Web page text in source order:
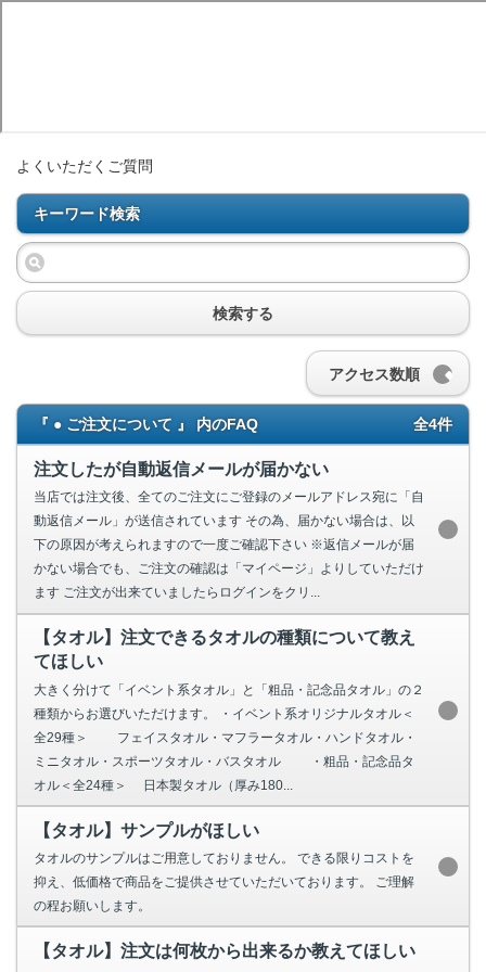
よくいただくご質問
キーワード検索
検索する
アクセス数順
『 ● ご注文について 』 内のFAQ 全4件
注文したが自動返信メールが届かない
当店では注文後、全てのご注文にご登録のメールアドレス宛に「自
動返信メール」が送信されています その為、届かない場合は、以
下の原因が考えられますので一度ご確認下さい ※返信メールが届
かない場合でも、ご注文の確認は「マイページ」よりしていただけ
ます ご注文が出来ていましたらログインをクリ...
【タオル】注文できるタオルの種類について教え
てほしい
大きく分けて「イベント系タオル」と「粗品・記念品タオル」の２
種類からお選びいただけます。 ・イベント系オリジナルタオル＜
全29種＞ フェイスタオル・マフラータオル・ハンドタオル・
ミニタオル・スポーツタオル・バスタオル ・粗品・記念品タ
オル＜全24種＞ 日本製タオル（厚み180...
【タオル】サンプルがほしい
タオルのサンプルはご用意しておりません。 できる限りコストを
抑え、低価格で商品をご提供させていただいております。 ご理解
の程お願いします。
【タオル】注文は何枚から出来るか教えてほしい